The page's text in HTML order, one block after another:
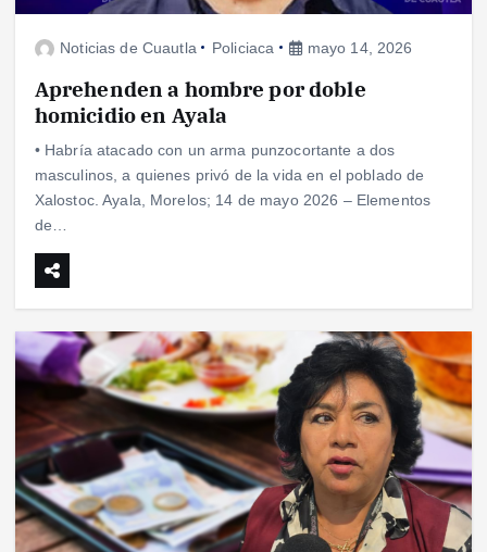
Noticias de Cuautla Policiaca mayo 14, 2026
Aprehenden a hombre por doble
homicidio en Ayala
• Habría atacado con un arma punzocortante a dos
masculinos, a quienes privó de la vida en el poblado de
Xalostoc. Ayala, Morelos; 14 de mayo 2026 – Elementos
de…